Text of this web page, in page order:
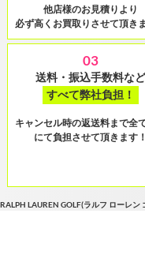
RALPH LAUREN GOLF(ラルフ ローレ
他店様のお見積りより
必ず高くお買取りさせて頂き
03
送料・振込手数料な
すべて弊社負担！
キャンセル時の返送料まで全
にて負担させて頂きます！